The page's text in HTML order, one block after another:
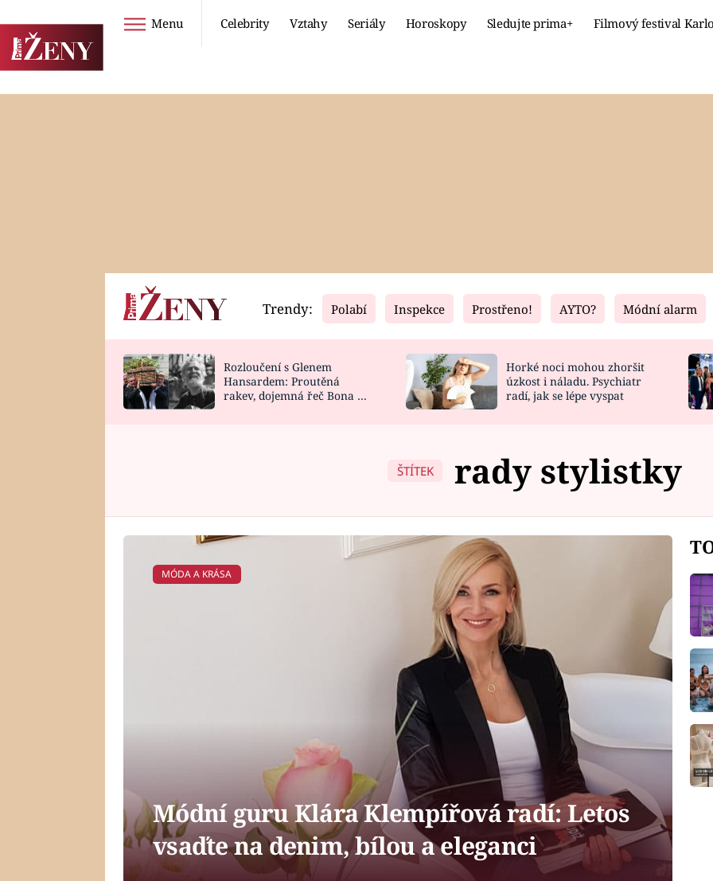
Menu Celebrity Vztahy Seriály Horoskopy Sledujte prima+ Filmový festival
Horoskopy
HOROSKOP NA
Video
CELEBRITY
VAŘENÍ
Fresh
NOVINKY
VIDEORECEPTY
Living
ZAHRADA
DESIGN
Trendy: Polabí Inspekce Prostřeno! AYTO? Módní alarm
Rozloučení s Glenem
Hansardem: Proutěná
rakev, dojemná řeč Bona a
Horké noci mohou zhoršit
úzkost i náladu. Psychiatr
radí, jak se lépe vyspat
ŠTÍTEK rady stylistky
MÓDA A KRÁSA
Módní guru Klára Klempířová radí: Letos
vsaďte na denim, bílou a eleganci